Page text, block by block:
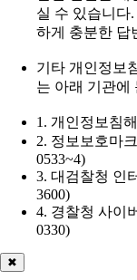
실 수 있습니다
하게 충분한 답
기타 개인정보
는 아래 기관에
1. 개인정보침
2. 정보보호마
0533~4)
3. 대검찰청 인
3600)
4. 경찰청 사이
0330)
✖